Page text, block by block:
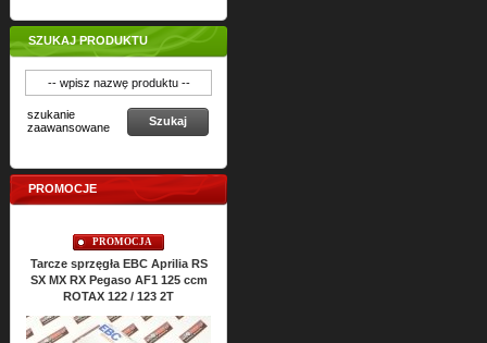
SZUKAJ PRODUKTU
szukanie
zaawansowane
Szukaj
PROMOCJE
PROMOCJA
Tarcze sprzęgła EBC Aprilia RS
SX MX RX Pegaso AF1 125 ccm
ROTAX 122 / 123 2T